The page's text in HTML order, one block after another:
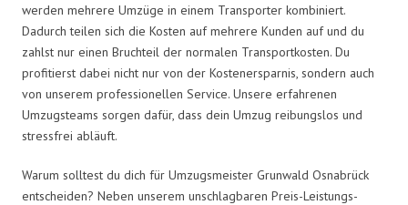
werden mehrere Umzüge in einem Transporter kombiniert.
Dadurch teilen sich die Kosten auf mehrere Kunden auf und du
zahlst nur einen Bruchteil der normalen Transportkosten. Du
profitierst dabei nicht nur von der Kostenersparnis, sondern auch
von unserem professionellen Service. Unsere erfahrenen
Umzugsteams sorgen dafür, dass dein Umzug reibungslos und
stressfrei abläuft.
Warum solltest du dich für Umzugsmeister Grunwald Osnabrück
entscheiden? Neben unserem unschlagbaren Preis-Leistungs-